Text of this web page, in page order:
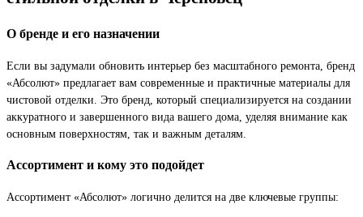
О бренде и его назначении
Если вы задумали обновить интерьер без масштабного ремонта, бренд
«Абсолют» предлагает вам современные и практичные материалы для
чистовой отделки. Это бренд, который специализируется на создании
аккуратного и завершенного вида вашего дома, уделяя внимание как
основным поверхностям, так и важным деталям.
Ассортимент и кому это подойдет
Ассортимент «Абсолют» логично делится на две ключевые группы: